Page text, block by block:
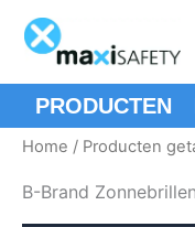
naar
inhoudPRODUCTEN
Home / Producten
B-Brand Zonnebrillen